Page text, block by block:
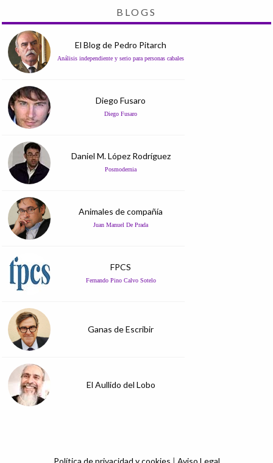
BLOGS
El Blog de Pedro Pitarch
Análisis independiente y serio para personas cabales
Diego Fusaro
Diego Fusaro
Daniel M. López Rodríguez
Posmodernia
Animales de compañía
Juan Manuel De Prada
FPCS
Fernando Pino Calvo Sotelo
Ganas de Escribir
El Aullido del Lobo
Política de privacidad y cookies | Aviso Legal